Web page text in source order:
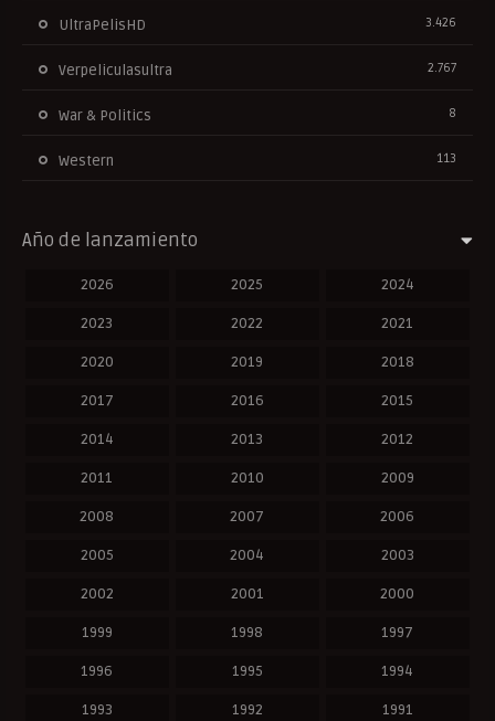
UltraPelisHD 3.426
Verpeliculasultra 2.767
War & Politics 8
Western 113
Año de lanzamiento
2026 2025 2024
2023 2022 2021
2020 2019 2018
2017 2016 2015
2014 2013 2012
2011 2010 2009
2008 2007 2006
2005 2004 2003
2002 2001 2000
1999 1998 1997
1996 1995 1994
1993 1992 1991